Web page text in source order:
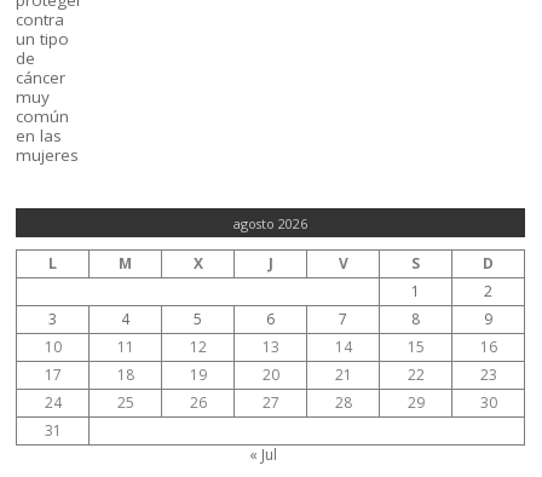
agosto 2026
L M X J V S
D
1
2
3
4 5 6 7 8
9
10
11 12 13 14 15
16
17
18 19 20 21 22
23
24
25 26 27 28 29
30
31
« Jul